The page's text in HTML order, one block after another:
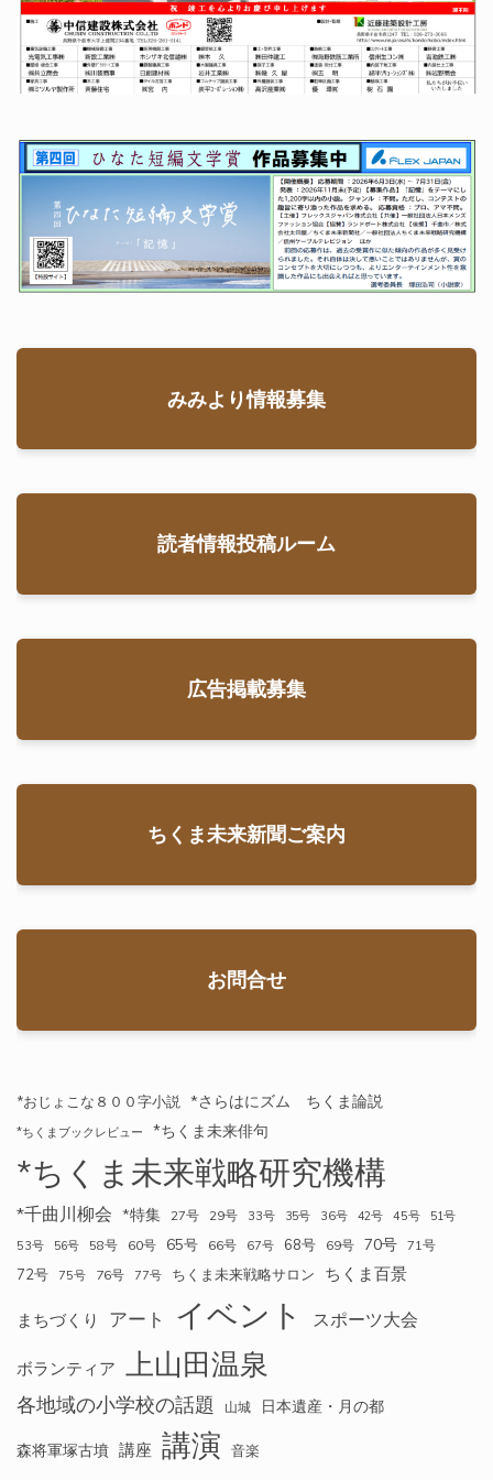
みみより情報募集
読者情報投稿ルーム
広告掲載募集
ちくま未来新聞ご案内
お問合せ
*おじょこな８００字小説 *さらはにズム ちくま論説
*ちくまブックレビュー *ちくま未来俳句
*ちくま未来戦略研究機構
*千曲川柳会 *特集 27号 29号 33号 35号 36号 42号 45号
51号
53号
56号 58号 60号 65号 66号 67号 68号 69号 70号 71号
72号 75号 76号 77号 ちくま未来戦略サロン ちくま百景
まちづくり アート イベント スポーツ大会
ボランティア 上山田温泉
各地域の小学校の話題 山城 日本遺産・月の都
森将軍塚古墳 講座 講演 音楽